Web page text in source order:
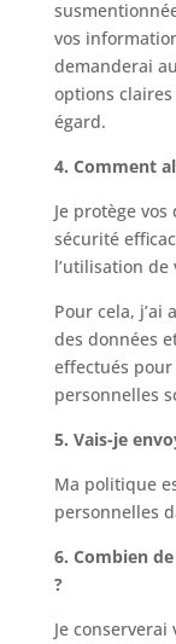
vos
demanderai
options
égard.
4. Comment
Je protège
sécurité
l’utilisation
Pour cela,
des données
effectués
personnelles
5. Vais-je
Ma politique
personnelles
6. Combien
?
Je